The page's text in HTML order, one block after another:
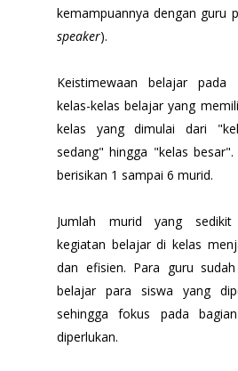
kemampuannya dengan guru
speaker).
Keistimewaan belajar pada
kelas-kelas belajar yang
kelas yang dimulai dari
sedang" hingga "kelas
berisikan 1 sampai 6 murid.
Jumlah murid yang
kegiatan belajar di kelas
dan efisien. Para guru
belajar para siswa yang
sehingga fokus pada
diperlukan.